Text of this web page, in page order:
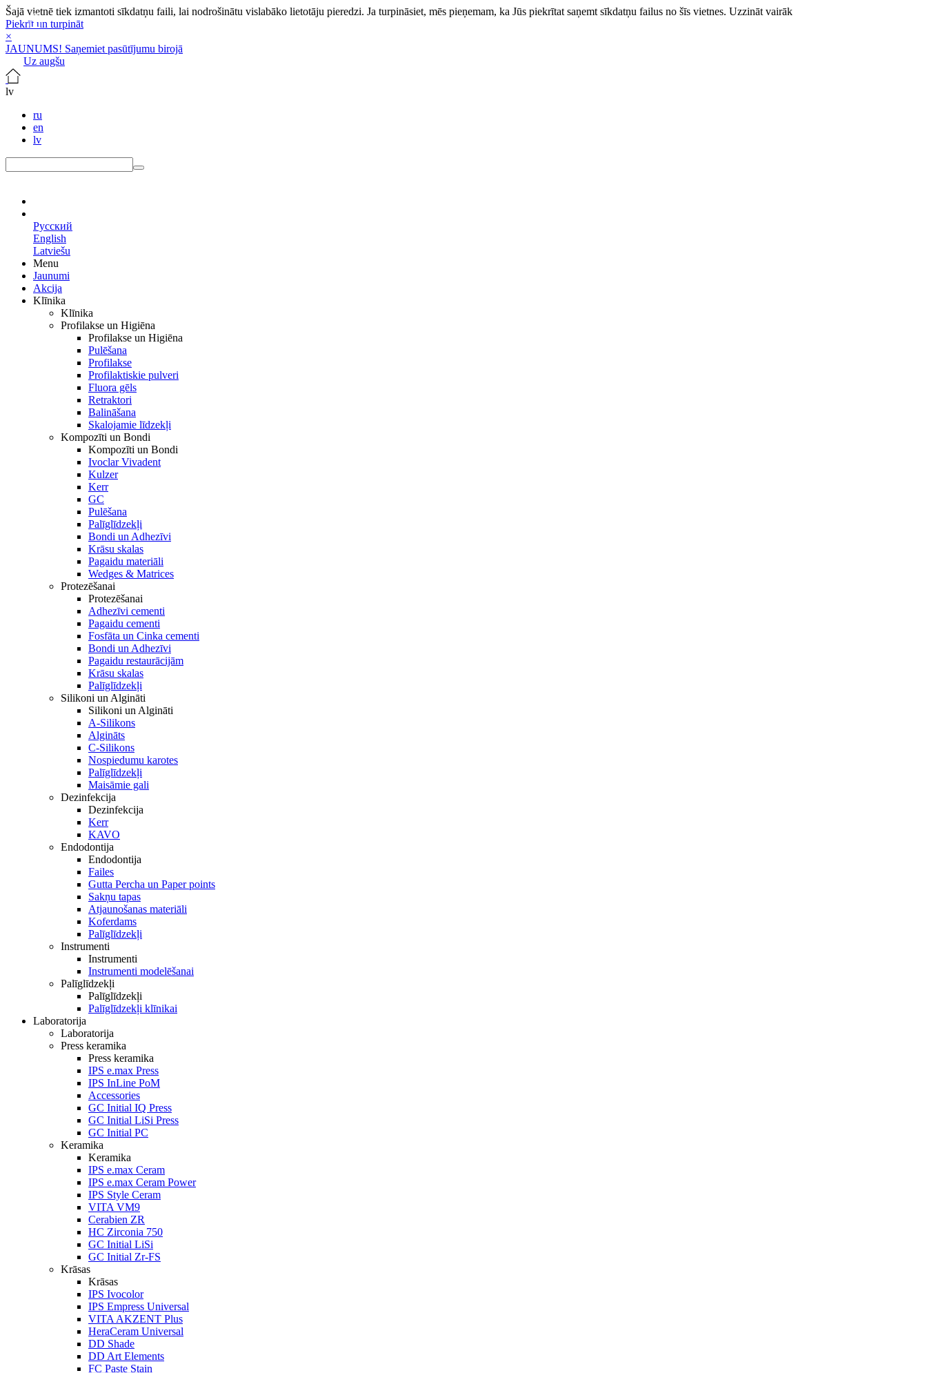
Šajā vietnē tiek izmantoti sīkdatņu faili, lai nodrošinātu vislabāko lietotāju pieredzi. Ja turpināsiet, mēs pieņemam, ka Jūs piekrītat saņemt sīkdatņu failus no šīs vietnes. Uzzināt vairāk
Piekrīt un turpināt
×
JAUNUMS! Saņemiet pasūtījumu birojā
Uz augšu
lv
ru
en
lv
Русский
English
Latviešu
Menu
Jaunumi
Akcija
Klīnika
Klīnika
Profilakse un Higiēna
Profilakse un Higiēna
Pulēšana
Profilakse
Profilaktiskie pulveri
Fluora gēls
Retraktori
Balināšana
Skalojamie līdzekļi
Kompozīti un Bondi
Kompozīti un Bondi
Ivoclar Vivadent
Kulzer
Kerr
GC
Pulēšana
Palīglīdzekļi
Bondi un Adhezīvi
Krāsu skalas
Pagaidu materiāli
Wedges & Matrices
Protezēšanai
Protezēšanai
Adhezīvi cementi
Pagaidu cementi
Fosfāta un Cinka cementi
Bondi un Adhezīvi
Pagaidu restaurācijām
Krāsu skalas
Palīglīdzekļi
Silikoni un Algināti
Silikoni un Algināti
A-Silikons
Algināts
C-Silikons
Nospiedumu karotes
Palīglīdzekļi
Maisāmie gali
Dezinfekcija
Dezinfekcija
Kerr
KAVO
Endodontija
Endodontija
Failes
Gutta Percha un Paper points
Sakņu tapas
Atjaunošanas materiāli
Koferdams
Palīglīdzekļi
Instrumenti
Instrumenti
Instrumenti modelēšanai
Palīglīdzekļi
Palīglīdzekļi
Palīglīdzekļi klīnikai
Laboratorija
Laboratorija
Press keramika
Press keramika
IPS e.max Press
IPS InLine PoM
Accessories
GC Initial IQ Press
GC Initial LiSi Press
GC Initial PC
Keramika
Keramika
IPS e.max Ceram
IPS e.max Ceram Power
IPS Style Ceram
VITA VM9
Cerabien ZR
HC Zirconia 750
GC Initial LiSi
GC Initial Zr-FS
Krāsas
Krāsas
IPS Ivocolor
IPS Empress Universal
VITA AKZENT Plus
HeraCeram Universal
DD Shade
DD Art Elements
FC Paste Stain